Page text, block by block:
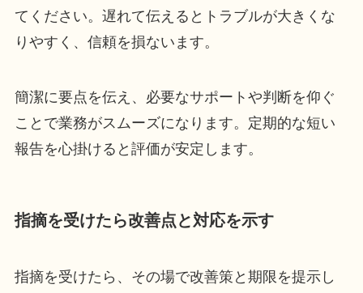
てください。遅れて伝えるとトラブルが大きくな
りやすく、信頼を損ないます。
簡潔に要点を伝え、必要なサポートや判断を仰ぐ
ことで業務がスムーズになります。定期的な短い
報告を心掛けると評価が安定します。
指摘を受けたら改善点と対応を示す
指摘を受けたら、その場で改善策と期限を提示し